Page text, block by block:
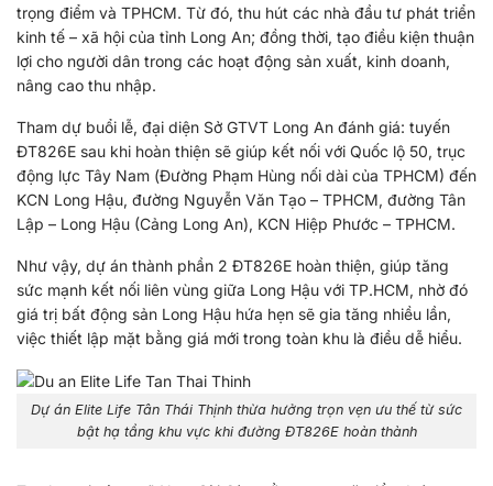
trọng điểm và TPHCM. Từ đó, thu hút các nhà đầu tư phát triển
kinh tế – xã hội của tỉnh Long An; đồng thời, tạo điều kiện thuận
lợi cho người dân trong các hoạt động sản xuất, kinh doanh,
nâng cao thu nhập.
Tham dự buổi lễ, đại diện Sở GTVT Long An đánh giá: tuyến
ĐT826E sau khi hoàn thiện sẽ giúp kết nối với Quốc lộ 50, trục
động lực Tây Nam (Đường Phạm Hùng nối dài của TPHCM) đến
KCN Long Hậu, đường Nguyễn Văn Tạo – TPHCM, đường Tân
Lập – Long Hậu (Cảng Long An), KCN Hiệp Phước – TPHCM.
Như vậy, dự án thành phần 2 ĐT826E hoàn thiện, giúp tăng
sức mạnh kết nối liên vùng giữa Long Hậu với TP.HCM, nhờ đó
giá trị bất động sản Long Hậu hứa hẹn sẽ gia tăng nhiều lần,
việc thiết lập mặt bằng giá mới trong toàn khu là điều dễ hiểu.
Dự án Elite Life Tân Thái Thịnh thừa hưởng trọn vẹn ưu thế từ sức
bật hạ tầng khu vực khi đường ĐT826E hoàn thành